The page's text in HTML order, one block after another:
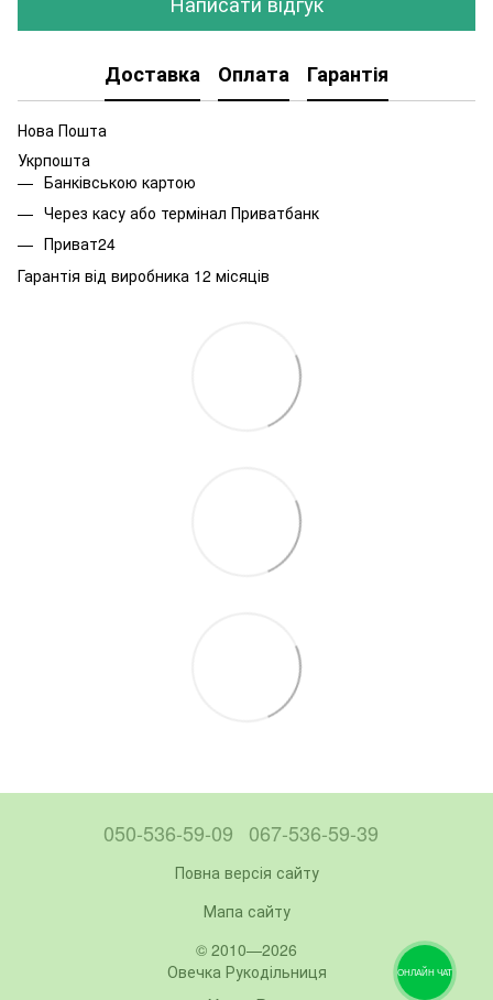
Доставка Оплата Гарантія
Нова Пошта
Укрпошта
Банківською картою
Через касу або термінал Приватбанк
Приват24
Гарантія від виробника 12 місяців
050-536-59-09 067-536-59-39
Повна версія сайту
Мапа сайту
© 2010—2026
Овечка Рукодільниця
ОНЛАЙН ЧАТ